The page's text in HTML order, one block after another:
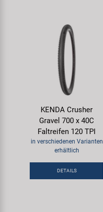
KENDA Crusher
Gravel 700 x 40C
Faltreifen 120 TPI
in verschiedenen Varianten
erhältlich
DETAILS